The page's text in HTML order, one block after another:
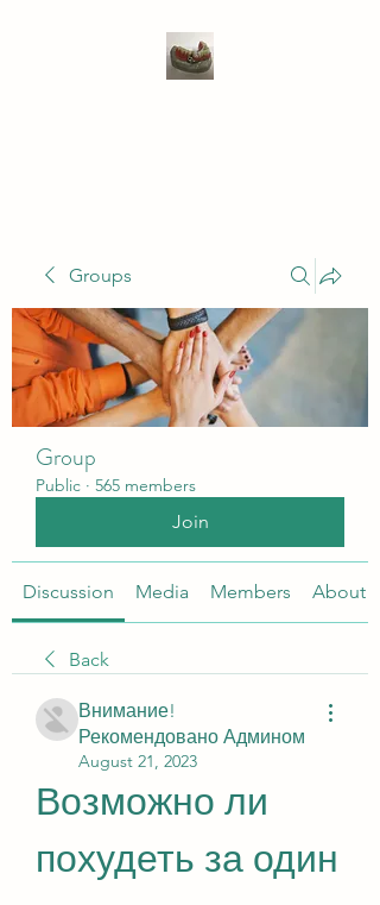
Groups
Group
Public · 565 members
Join
Discussion Media Members About
Back
Внимание!
Рекомендовано Админом
August 21, 2023
Возможно ли
похудеть за один